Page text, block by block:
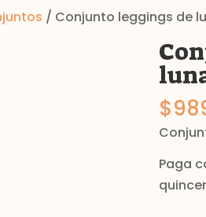
/ Conjunto leggings de
$